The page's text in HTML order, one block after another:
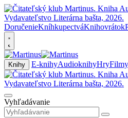
DoručenieKníhkupectváKnihovrátok
Knihy E-knihyAudioknihyHryFilmy
Vyhľadávanie